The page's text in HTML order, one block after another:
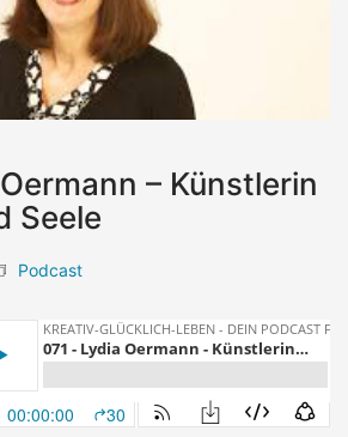
– Künstlerin
Seele
Podcast